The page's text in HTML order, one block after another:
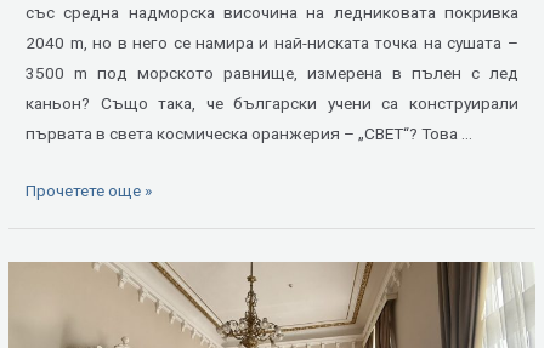
със средна надморска височина на ледниковата покривка
2040 m, но в него се намира и най-ниската точка на сушата –
3500 m под морското равнище, измерена в пълен с лед
каньон? Също така, че български учени са конструирали
първата в света космическа оранжерия – „СВЕТ“? Това …
Прочетете още »
Българската
енциклопедия